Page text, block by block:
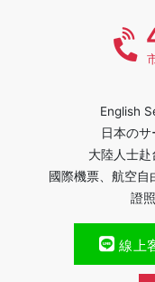
English
日本の
大陸人士赴
國際機票、航空
證
線上